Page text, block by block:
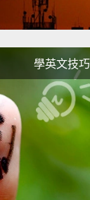
學英文技巧